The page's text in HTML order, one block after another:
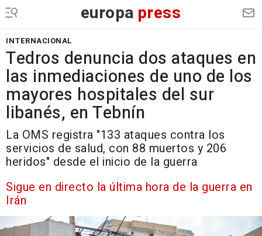
europa press
INTERNACIONAL
Tedros denuncia dos ataques en
las inmediaciones de uno de los
mayores hospitales del sur
libanés, en Tebnín
La OMS registra "133 ataques contra los
servicios de salud, con 88 muertos y 206
heridos" desde el inicio de la guerra
Sigue en directo la última hora de la guerra en
Irán